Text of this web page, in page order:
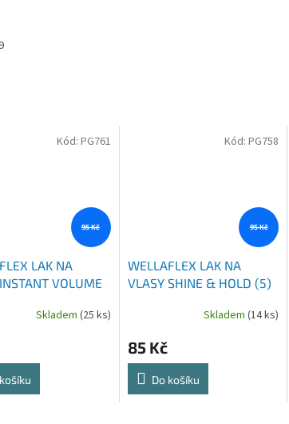
95 Kč
LAK NA
VOLUME
Skladem (25 ks)
Kód: PG761
95 Kč
WELLAFLEX LAK NA
VLASY SHINE & HOLD (5)
Skladem(14 ks)
85 Kč
Do košíku
Kód:PG758